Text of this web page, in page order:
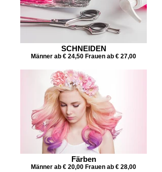
SCHNEIDEN
Männer ab € 24,50 Frauen ab € 27,00
Färben
Männer ab € 20,00 Frauen ab € 28,00